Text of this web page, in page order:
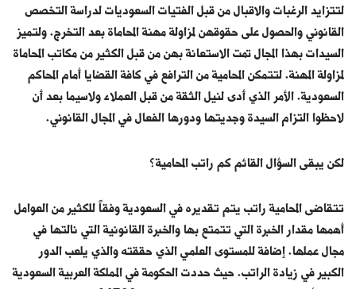
لتتزايد الرغبات والاقبال من قبل الفتيات السعوديات لدراسة التخصص
القانوني والحصول على حقوقهن لمزاولة مهنة المحاماة بعد التخرج. ولتميز
السيدات بهذا المجال تمت الاستعانة بهن من قبل الكثير من مكاتب المحاماة
لمزاولة المهنة. لتتمكن المحامية من الترافع في كافة القضايا أمام المحاكم
السعودية. الأمر الذي أدى لنيل الثقة من قبل العملاء ولاسيما بعد أن
لاحظوا التزام السيدة وجديتها ودورها الفعال في المجال القانوني.
لكن يبقى السؤال القائم كم راتب المحامية؟
تتقاضى المحامية راتب يتم تقديره في السعودية وفقاً للكثير من العوامل
أهمها مقدار الخبرة التي تتمتع بها والخبرة القانونية التي نالتها في
مجال عملها. إضافة للمستوى العلمي الذي حققته والذي يلعب الدور
الكبير في زيادة الراتب. حيث حددت الحكومة في المملكة العربية السعودية